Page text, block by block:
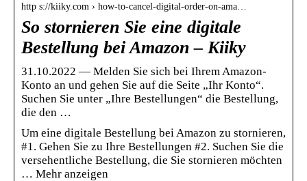
http s://kiiky.com › how-to-cancel-digital-order-on-ama…
So stornieren Sie eine digitale
Bestellung bei Amazon – Kiiky
31.10.2022 — Melden Sie sich bei Ihrem Amazon-
Konto an und gehen Sie auf die Seite „Ihr Konto“.
Suchen Sie unter „Ihre Bestellungen“ die Bestellung,
die den …
Um eine digitale Bestellung bei Amazon zu stornieren,
#1. Gehen Sie zu Ihre Bestellungen #2. Suchen Sie die
versehentliche Bestellung, die Sie stornieren möchten
… Mehr anzeigen